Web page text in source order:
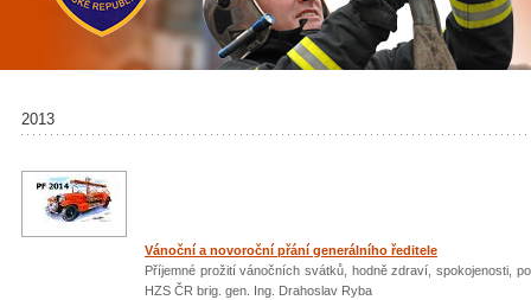
2013
Vánoční a novoroční přání generálního ředitele
Příjemné prožití vánočních svátků, hodně zdraví, spokojenosti,
HZS ČR brig. gen. Ing. Drahoslav Ryba